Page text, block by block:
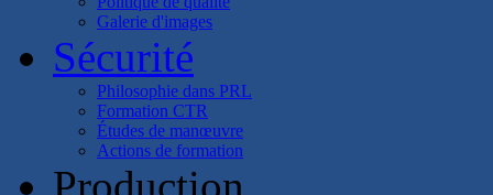
Galerie d'images
Sécurité
Philosophie dans PRL
Formation CTR
Études de manœuvre
Actions de formation